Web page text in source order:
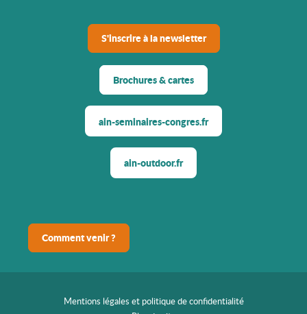
S'inscrire à la newsletter
Brochures & cartes
ain-seminaires-congres.fr
ain-outdoor.fr
Comment venir ?
Mentions légales et politique de confidentialité